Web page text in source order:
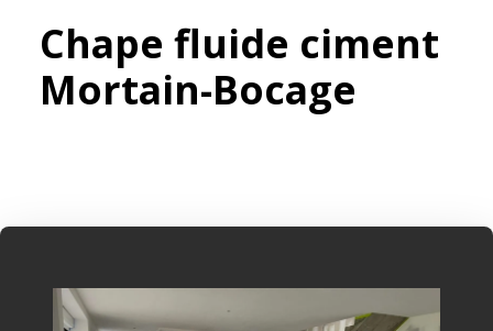
Chape fluide ciment
Mortain-Bocage